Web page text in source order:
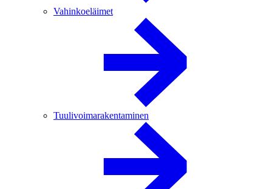
Vahinkoeläimet
Tuulivoimarakentaminen